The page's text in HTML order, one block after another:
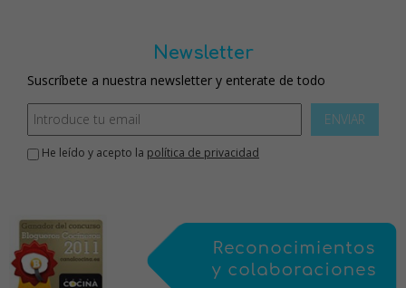
Newsletter
Suscríbete a nuestra newsletter y enterate de todo
ENVIAR
He leído y acepto la política de privacidad